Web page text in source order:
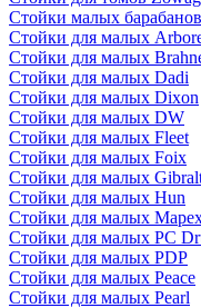
Стойки малых барабанов
Стойки для малых
Стойки для малых
Стойки для малых Dadi
Стойки для малых Dixon
Стойки для малых DW
Стойки для малых Fleet
Стойки для малых Foix
Стойки для малых
Стойки для малых Hun
Стойки для малых
Стойки для малых PC
Стойки для малых PDP
Стойки для малых Peace
Стойки для малых Pearl